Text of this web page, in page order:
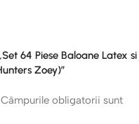
64 Piese Baloane Latex si
Zoey)”
Câmpurile obligatorii sunt